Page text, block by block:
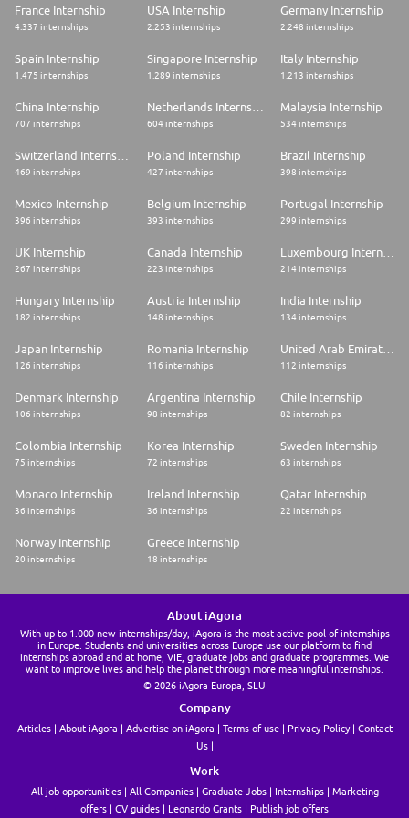
* Du hast eine Allgemeine Hochschulreife oder Fachhochschulreife mit
sehr guten Noten in Mathematik und guten Noten in Deutsch und Englisch
* Du hast Interesse an IT-Themen, Daten und digitalen Technologien
* Du möchtest verstehen, was hinter KI steckt und nicht nur Anwendungen
bedienen
* Dich treibt Neugier an, Dinge zu hinterfragen und Zusammenhänge zu
verstehen
engagiert ins Team ein, bist offen für Zusammenarbeit und Austausch
findest Strategien, wie du dich selbst zuverlässig organisierst
* Du verfügst über verhandlungssichere Deutschkenntnisse
* Wenn du deinen Abschluss im Ausland erworben hast, benötigen wir
einen Nachweis darüber, dass dein Zeugnis als gleichwertig anerkannt
oder Behörde in Deutschland ein, die die Gleichwertigkeit deines
Abschlusses bestätigt
* Bitte reiche eine gültige Aufenthaltsgenehmigung für Deutschland ein
(falls erforderlich)
65.000 Kolleginnen und Kollegen in 200 Ländern und Gebieten.
die Zukunft für alle zu gestalten. Willkommen in einer starken
Gemeinschaft, in der du von Anfang an etwas bewegst. Gemeinsam
Standort: DE - Köln
Pensum: Vollzeit
Gehaltsangaben: 1.Ausbildungsjahr: 1.455 EUR, 2.Ausbildungsjahr: 1.532
EUR, 3. Ausbildungsjahr: 1.620 EUR
France Internship
4.337 internships
USA Internship
2.253 internships
Germany Internship
2.248 internships
Spain Internship
1.475 internships
Singapore Internship
1.289 internships
Italy Internship
1.213 internships
China Internship
707 internships 604 internships
Malaysia Internship
534 internships
469 internships
Poland Internship
427 internships
Brazil Internship
398 internships
Mexico Internship
396 internships
Belgium Internship
393 internships
Portugal Internship
299 internships
UK Internship
267 internships
Canada Internship
223 internships
Luxembourg Internship
214 internships
Hungary Internship
182 internships
Austria Internship
148 internships
India Internship
134 internships
Japan Internship
126 internships
Romania Internship
116 internships
United Arab Emirates Internship
112 internships
Denmark Internship
106 internships
Argentina Internship
98 internships
Chile Internship
82 internships
Colombia Internship
75 internships
Korea Internship
72 internships
Sweden Internship
63 internships
Monaco Internship
36 internships
Ireland Internship
36 internships
Qatar Internship
22 internships
Norway Internship
20 internships
Greece Internship
18 internships
About iAgora
With up to 1.000 new internships/day, iAgora is the most active pool of internships
in Europe. Students and universities across Europe use our platform to find
internships abroad and at home, VIE, graduate jobs and graduate programmes. We
want to improve lives and help the planet through more meaningful internships.
© 2026 iAgora Europa, SLU
Company
Articles About iAgora Advertise on iAgora Terms of use Privacy Policy
Contact
Us
Work
All job opportunities All Companies Graduate Jobs Internships
Marketing
offers
CV guides Leonardo Grants Publish job offers